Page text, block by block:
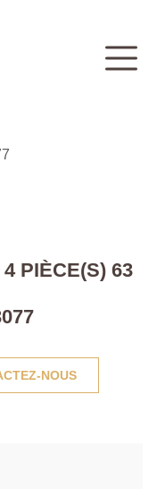
PIÈCE(S) 63
NOUS